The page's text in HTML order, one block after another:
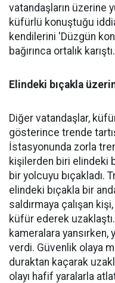
vatandaşların üzerine
küfürlü konuştuğu
kendilerini 'Düzgün
bağırınca ortalık karıştı.
Elindeki bıçakla
Diğer vatandaşlar,
gösterince trende
İstasyonunda zorla
kişilerden biri elindeki
bir yolcuyu bıçakladı.
elindeki bıçakla bir
saldırmaya çalışan
küfür ederek
kameralara
verdi. Güvenlik olaya
duraktan kaçarak
olayı hafif yaralarla